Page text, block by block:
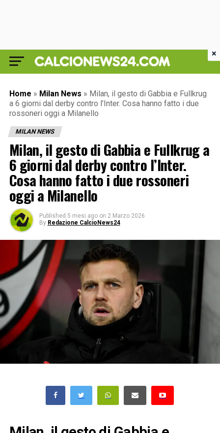
Home » Milan News » Milan, il gesto di Gabbia e Fullkrug
a 6 giorni dal derby contro l’Inter. Cosa hanno fatto i due
rossoneri oggi a Milanello
MILAN NEWS
Milan, il gesto di Gabbia e Fullkrug a
6 giorni dal derby contro l’Inter.
Cosa hanno fatto i due rossoneri
oggi a Milanello
Published 5 mesi ago on 2 Marzo 2026
By Redazione CalcioNews24
×